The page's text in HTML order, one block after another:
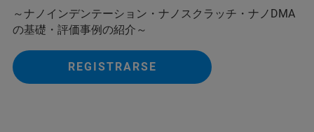
～ナノインデンテーション・ナノスクラッチ・ナノDMA
の基礎・評価事例の紹介～
REGISTRARSE